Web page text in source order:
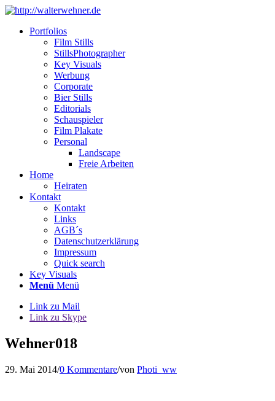
Portfolios
Film Stills
StillsPhotographer
Key Visuals
Werbung
Corporate
Bier Stills
Editorials
Schauspieler
Film Plakate
Personal
Landscape
Freie Arbeiten
Home
Heiraten
Kontakt
Kontakt
Links
AGB´s
Datenschutzerklärung
Impressum
Quick search
Key Visuals
Menü Menü
Link zu Mail
Link zu Skype
Wehner018
29. Mai 2014/0 Kommentare/von Photi_ww